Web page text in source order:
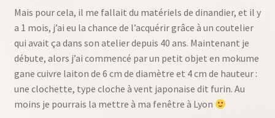
Mais pour cela, il me fallait du matériels de dinandier, et il y
a 1 mois, j’ai eu la chance de l’acquérir grâce à un coutelier
qui avait ça dans son atelier depuis 40 ans. Maintenant je
débute, alors j’ai commencé par un petit objet en mokume
gane cuivre laiton de 6 cm de diamètre et 4 cm de hauteur :
une clochette, type cloche à vent japonaise dit furin. Au
moins je pourrais la mettre à ma fenêtre à Lyon